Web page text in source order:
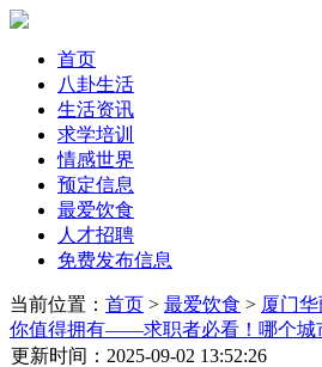
首页
八卦生活
生活资讯
求学培训
情感世界
预定信息
最爱饮食
人才招聘
免费发布信息
当前位置： 首页 > 最爱饮食 > 厦门
你值得拥有——求职者必看！哪个城
更新时间 ：2025-09-02 13:52:26